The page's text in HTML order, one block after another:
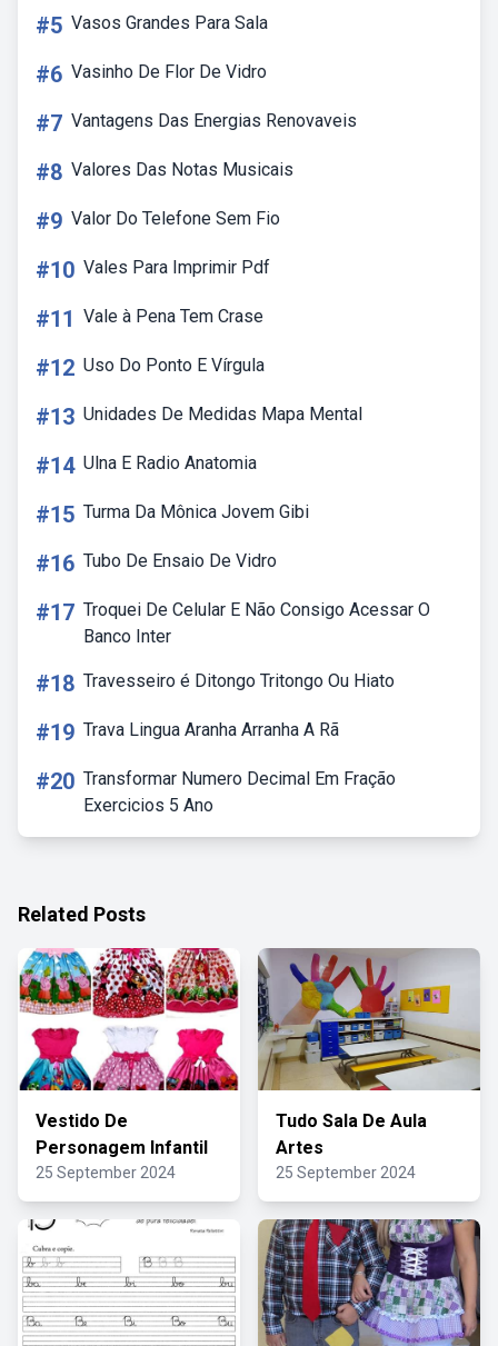
#5 Vasos Grandes Para Sala
#6 Vasinho De Flor De Vidro
#7 Vantagens Das Energias Renovaveis
#8 Valores Das Notas Musicais
#9 Valor Do Telefone Sem Fio
#10 Vales Para Imprimir Pdf
#11 Vale à Pena Tem Crase
#12 Uso Do Ponto E Vírgula
#13 Unidades De Medidas Mapa Mental
#14 Ulna E Radio Anatomia
#15 Turma Da Mônica Jovem Gibi
#16 Tubo De Ensaio De Vidro
#17 Troquei De Celular E Não Consigo Acessar O
Banco Inter
#18 Travesseiro é Ditongo Tritongo Ou Hiato
#19 Trava Lingua Aranha Arranha A Rã
#20 Transformar Numero Decimal Em Fração
Exercicios 5 Ano
Related Posts
Vestido De
Personagem Infantil
25 September 2024
Tudo Sala De Aula
Artes
25 September 2024